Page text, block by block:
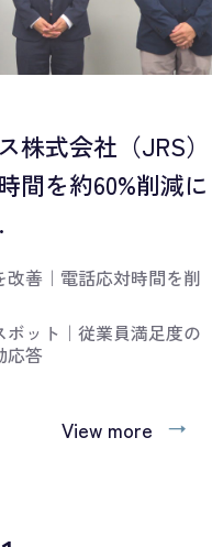
株式会社（JRS）
間を約60%削減に
改善 ｜ 電話応対時間を削
ボット ｜ 従業員満足度の
応答
View more